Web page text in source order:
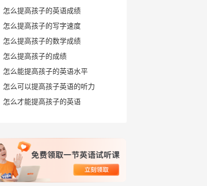
怎么提高孩子的英语成绩
怎么提高孩子的写字速度
怎么提高孩子的数学成绩
怎么提高孩子的成绩
怎么能提高孩子的英语水平
怎么可以提高孩子英语的听力
怎么才能提高孩子的英语